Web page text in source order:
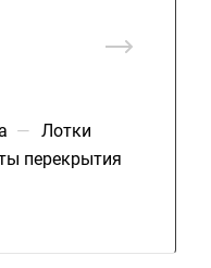
— Лотки
перекрытия